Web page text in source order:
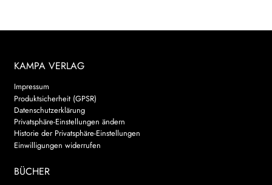
KAMPA VERLAG
Impressum
Produktsicherheit (GPSR)
Datenschutzerklärung
Privatsphäre-Einstellungen ändern
Historie der Privatsphäre-Einstellungen
Einwilligungen widerrufen
BÜCHER